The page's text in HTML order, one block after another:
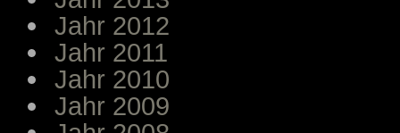
Jahr 2012
Jahr 2011
Jahr 2010
Jahr 2009